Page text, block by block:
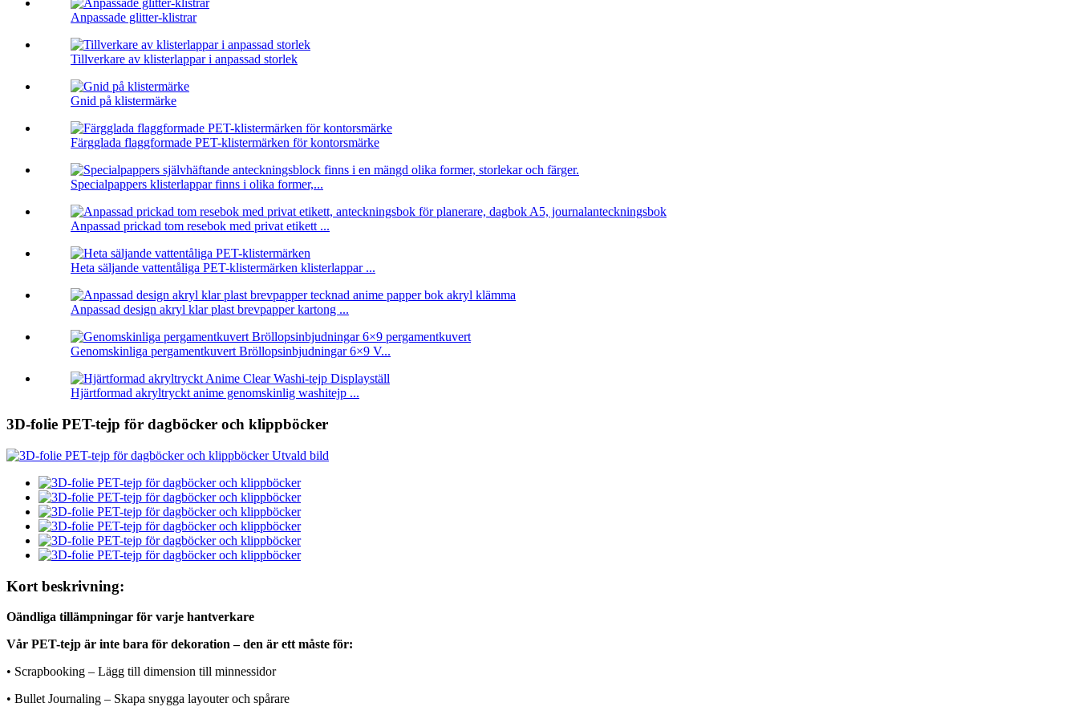
Anpassade glitter-klistrar
Tillverkare av klisterlappar i anpassad storlek
Gnid på klistermärke
Färgglada flaggformade PET-klistermärken för kontorsmärke
Specialpappers klisterlappar finns i olika former,...
Anpassad prickad tom resebok med privat etikett ...
Heta säljande vattentåliga PET-klistermärken klisterlappar ...
Anpassad design akryl klar plast brevpapper kartong ...
Genomskinliga pergamentkuvert Bröllopsinbjudningar 6×9 V...
Hjärtformad akryltryckt anime genomskinlig washitejp ...
3D-folie PET-tejp för dagböcker och klippböcker
Kort beskrivning:
Oändliga tillämpningar för varje hantverkare
Vår PET-tejp är inte bara för dekoration – den är ett måste för:
• Scrapbooking – Lägg till dimension till minnessidor
• Bullet Journaling – Skapa snygga layouter och spårare